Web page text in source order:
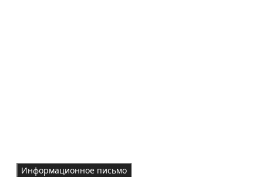
Информационное письмо